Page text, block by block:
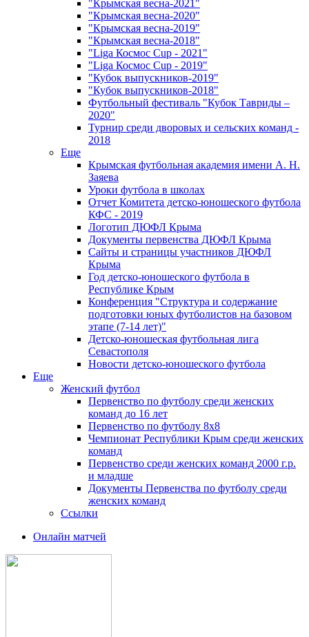
"Крымская весна-2021"
"Крымская весна-2020"
"Крымская весна-2019"
"Крымская весна-2018"
"Liga Космос Cup - 2021"
"Liga Космос Cup - 2019"
"Кубок выпускников-2019"
"Кубок выпускников-2018"
Футбольный фестиваль "Кубок Тавриды –
2020"
Турнир среди дворовых и сельских команд -
2018
Еще
Крымская футбольная академия имени А. Н.
Заяева
Уроки футбола в школах
Отчет Комитета детско-юношеского футбола
КФС - 2019
Логотип ДЮФЛ Крыма
Документы первенства ДЮФЛ Крыма
Сайты и страницы участников ДЮФЛ
Крыма
Год детско-юношеского футбола в
Республике Крым
Конференция "Структура и содержание
подготовки юных футболистов на базовом
этапе (7-14 лет)"
Детско-юношеская футбольная лига
Севастополя
Новости детско-юношеского футбола
Еще
Женский футбол
Первенство по футболу среди женских
команд до 16 лет
Первенство по футболу 8х8
Чемпионат Республики Крым среди женских
команд
Первенство среди женских команд 2000 г.р.
и младше
Документы Первенства по футболу среди
женских команд
Ссылки
Онлайн матчей